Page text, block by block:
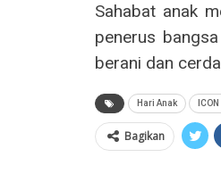
Sahabat anak
penerus
berani dan
Hari Anak
Bagikan